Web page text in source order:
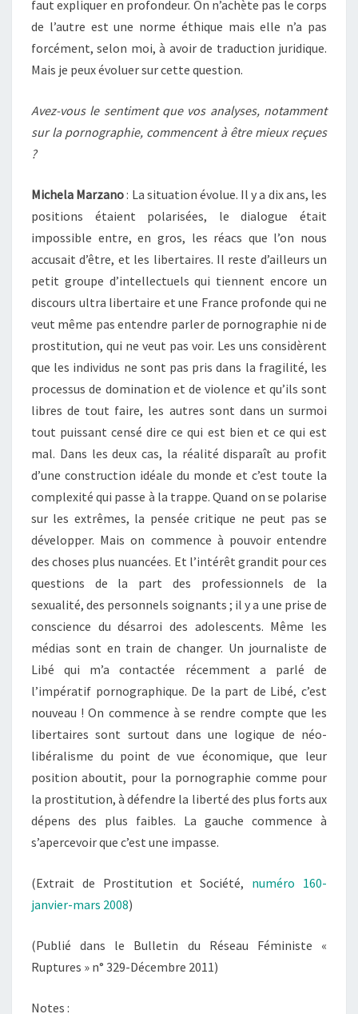
faut expliquer en profondeur. On n’achète pas le corps
de l’autre est une norme éthique mais elle n’a pas
forcément, selon moi, à avoir de traduction juridique.
Mais je peux évoluer sur cette question.
Avez-vous le sentiment que vos analyses, notamment
sur la pornographie, commencent à être mieux reçues
?
Michela Marzano: La situation évolue. Il y a dix ans, les
positions étaient polarisées, le dialogue était
impossible entre, en gros, les réacs que l’on nous
accusait d’être, et les libertaires. Il reste d’ailleurs un
petit groupe d’intellectuels qui tiennent encore un
discours ultra libertaire et une France profonde qui ne
veut même pas entendre parler de pornographie ni de
prostitution, qui ne veut pas voir. Les uns considèrent
que les individus ne sont pas pris dans la fragilité, les
processus de domination et de violence et qu’ils sont
libres de tout faire, les autres sont dans un surmoi
tout puissant censé dire ce qui est bien et ce qui est
mal. Dans les deux cas, la réalité disparaît au profit
d’une construction idéale du monde et c’est toute la
complexité qui passe à la trappe. Quand on se polarise
sur les extrêmes, la pensée critique ne peut pas se
développer. Mais on commence à pouvoir entendre
des choses plus nuancées. Et l’intérêt grandit pour ces
questions de la part des professionnels de la
sexualité, des personnels soignants ; il y a une prise de
conscience du désarroi des adolescents. Même les
médias sont en train de changer. Un journaliste de
Libé qui m’a contactée récemment a parlé de
l’impératif pornographique. De la part de Libé, c’est
nouveau ! On commence à se rendre compte que les
libertaires sont surtout dans une logique de néo-
libéralisme du point de vue économique, que leur
position aboutit, pour la pornographie comme pour
la prostitution, à défendre la liberté des plus forts aux
dépens des plus faibles. La gauche commence à
s’apercevoir que c’est une impasse.
(Extrait de Prostitution et Société, numéro 160-
janvier-mars 2008)
(Publié dans le Bulletin du Réseau Féministe «
Ruptures » n° 329-Décembre 2011)
Notes :